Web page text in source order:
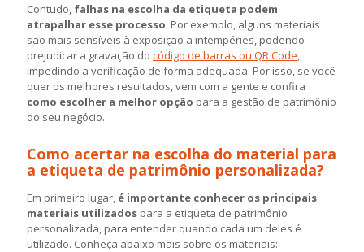
Contudo, falhas na escolha da etiqueta podem
atrapalhar esse processo. Por exemplo, alguns materiais
são mais sensíveis à exposição a intempéries, podendo
prejudicar a gravação do código de barras ou QR Code,
impedindo a verificação de forma adequada. Por isso, se você
quer os melhores resultados, vem com a gente e confira
como escolher a melhor opção para a gestão de patrimônio
do seu negócio.
Como acertar na escolha do material para
a etiqueta de patrimônio personalizada?
Em primeiro lugar, é importante conhecer os principais
materiais utilizados para a etiqueta de patrimônio
personalizada, para entender quando cada um deles é
utilizado. Conheça abaixo mais sobre os materiais: